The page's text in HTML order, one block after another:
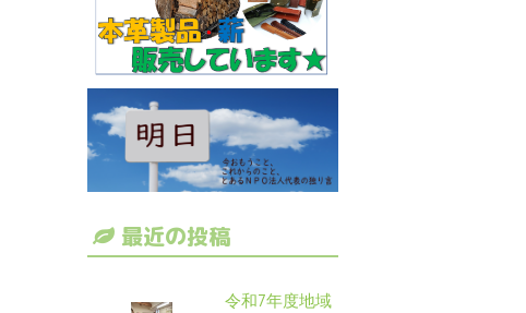
最近の投稿
令和7年度地域